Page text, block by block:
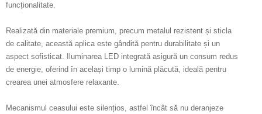
funcționalitate.
Realizată din materiale premium, precum metalul rezistent și sticla
de calitate, această aplica este gândită pentru durabilitate și un
aspect sofisticat. Iluminarea LED integrată asigură un consum redus
de energie, oferind în același timp o lumină plăcută, ideală pentru
crearea unei atmosfere relaxante.
Mecanismul ceasului este silențios, astfel încât să nu deranjeze